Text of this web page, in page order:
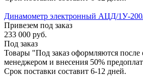
Динамометр электронный АЦД/1У-
Привезем под заказ
233 000 руб.
Под заказ
Товары "Под заказ оформляются после
менеджером и внесения 50%
Срок поставки составит 6-12 дней.